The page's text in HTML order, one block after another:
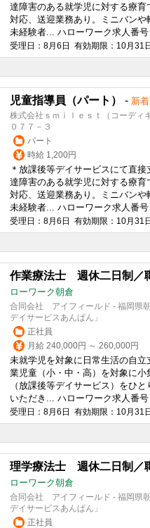
達障害のある就学児に対する療
対応、送迎業務あり。ミニバン
未経験者... ハローワーク求人番号
受理日：8月6日 有効期限：10月31
児童指導員（パート） - 新着
株式会社ｓｍｉｌｅｓｔ（コーディ
０７７－３
パート
時給 1,200円
＊放課後等デイサービスにて直
達障害のある就学児に対する療
対応、送迎業務あり。ミニバン
未経験者... ハローワーク求人番号
受理日：8月6日 有効期限：10月31
作業療法士 週休二日制／
ローワーク朝倉
合同会社 アイフィールド - 福岡県
デイサービスあんぱん」
正社員
月給 240,000円 ～ 260,000円
未就学児を対象に日常生活の自
業児童（小・中・高）を対象に
（放課後等デイサービス）をひ
いただき... ハローワーク求人番号
受理日：8月6日 有効期限：10月31
理学療法士 週休二日制／
ローワーク朝倉
合同会社 アイフィールド - 福岡県
デイサービスあんぱん」
正社員